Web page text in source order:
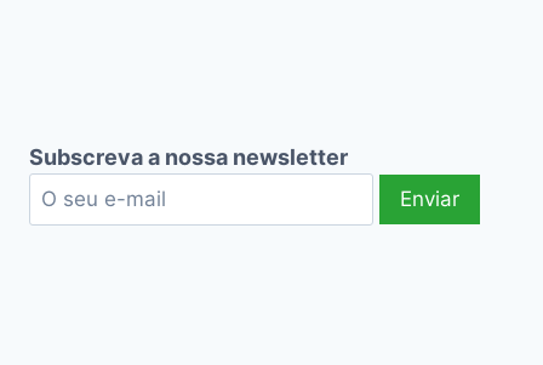
Subscreva a nossa newsletter